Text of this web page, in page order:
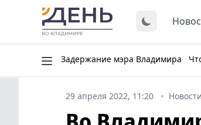
Задержание мэра Владимира
29 апреля 2022, 11:20 Новости